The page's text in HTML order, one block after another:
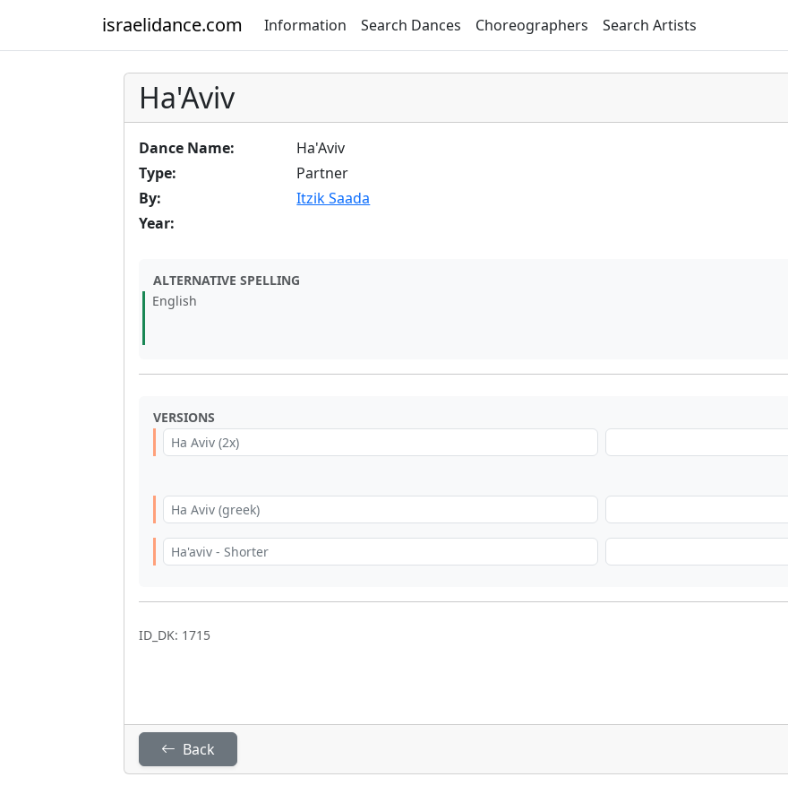
israelidance.com Information Search Dances Choreographers Search Artists
Ha'Aviv
Dance Name:
Ha'Aviv
Type:
Partner
By:
Itzik Saada
Year:
ALTERNATIVE SPELLING
English
VERSIONS
Ha Aviv (2x)
Ha Aviv (greek)
Ha'aviv - Shorter
ID_DK: 1715
Back